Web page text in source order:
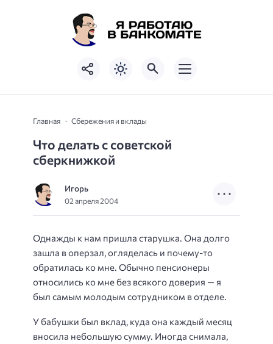
Главная Сбережения и вклады
Что делать с советской
сберкнижкой
Игорь
02 апреля 2004
Однажды к нам пришла старушка. Она долго
зашла в оперзал, огляделась и почему-то
обратилась ко мне. Обычно пенсионеры
относились ко мне без всякого доверия — я
был самым молодым сотрудником в отделе.
У бабушки был вклад, куда она каждый месяц
вносила небольшую сумму. Иногда снимала,